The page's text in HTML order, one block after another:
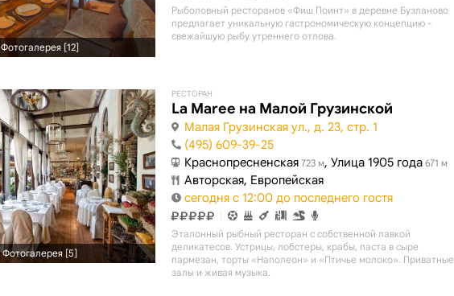
Фотогалерея [12]
Рыболовный ресторанов «Фиш Поинт» в деревне Бузланово
предлагает уникальную гастрономическую концепцию -
свежайшую рыбу утреннего отлова.
Фотогалерея [5]
РЕСТОРАН
La Maree на Малой Грузинской
Малая Грузинская ул., д. 23, стр. 1
(495) 609-39-25
Краснопресненская 723 м, Улица 1905 года 671 м
Авторская, Европейская
сегодня с 12:00 до последнего гостя
Эталонный рыбный ресторан с собственной лавкой
деликатесов. Устрицы, лобстеры, крабы, паста в сыре
пармезан, торты «Наполеон» и «Птичье молоко». Приватные
залы и живая музыка.